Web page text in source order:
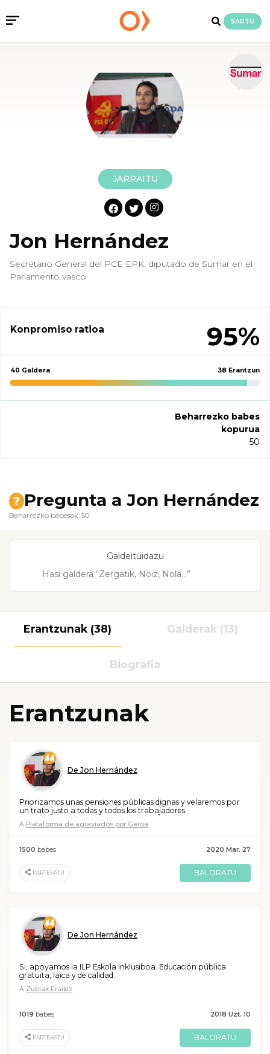
SARTU
JARRAITU
Jon Hernández
Secretario General del PCE EPK, diputado de Sumar en el
Parlamento vasco
Konpromiso ratioa 95%
40 Galdera 38 Erantzun
Beharrezko babes
kopurua
50
Pregunta a Jon Hernández
Beharrezko babesak: 50
Galdeituidazu
Erantzunak (38) Galderak (13)
Biografia
Erantzunak
De Jon Hernández
Priorizamos unas pensiones públicas dignas y velaremos por
un trato justo a todas y todos los trabajadores.
A Plataforma de agraviados por Geroa
2020 Mar. 27
1500 babes
PARTEKATU BALORATU
De Jon Hernández
Si, apoyamos la ILP Eskola Inklusiboa. Educación pública
gratuita, laica y de calidad.
A Zubiak Eraikiz
2018 Uzt. 10
1019 babes
PARTEKATU BALORATU